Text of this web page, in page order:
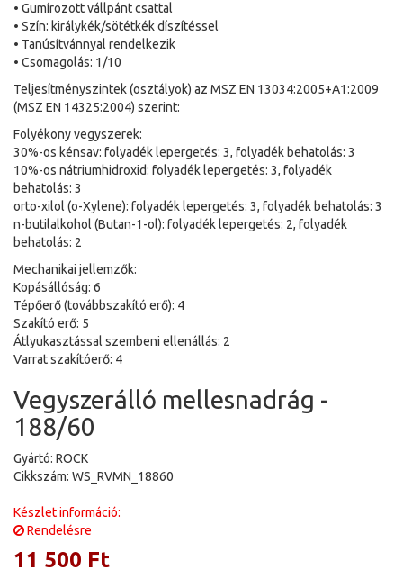
• Gumírozott vállpánt csattal
• Szín: királykék/sötétkék díszítéssel
• Tanúsítvánnyal rendelkezik
• Csomagolás: 1/10
Teljesítményszintek (osztályok) az MSZ EN 13034:2005+A1:2009
(MSZ EN 14325:2004) szerint:
Folyékony vegyszerek:
30%-os kénsav: folyadék lepergetés: 3, folyadék behatolás: 3
10%-os nátriumhidroxid: folyadék lepergetés: 3, folyadék
behatolás: 3
orto-xilol (o-Xylene): folyadék lepergetés: 3, folyadék behatolás: 3
n-butilalkohol (Butan-1-ol): folyadék lepergetés: 2, folyadék
behatolás: 2
Mechanikai jellemzők:
Kopásállóság: 6
Tépőerő (továbbszakító erő): 4
Szakító erő: 5
Átlyukasztással szembeni ellenállás: 2
Varrat szakítóerő: 4
Vegyszerálló mellesnadrág -
188/60
Gyártó: ROCK
Cikkszám: WS_RVMN_18860
Készlet információ:
Rendelésre
11 500 Ft